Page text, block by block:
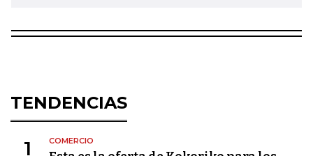
TENDENCIAS
1 COMERCIO